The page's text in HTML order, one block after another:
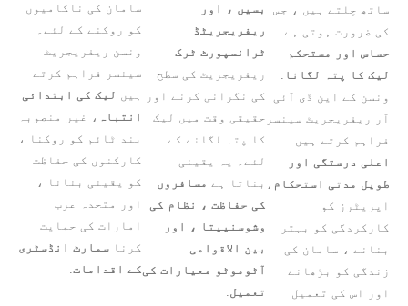
ساتھ چلتے ہیں ، جس
کی ضرورت ہوتی ہے
حساس اور مستحکم
لیک کا پتہ لگانا .
ونسن کے این ڈی آئی
آر ریفریجریٹ سینسر
فراہم کرتے ہیں
اعلی درستگی اور
طویل مدتی استحکام ،
آپریٹرز کو
کارکردگی کو بہتر
بنانے ، سامان کی
زندگی کو بڑھانے
اور اس کی تعمیل
بسیں ، اور
ریفریجریٹڈ
ٹرانسپورٹ ٹرک
ریفریجریٹ کی سطح
کی نگرانی کرنے اور
حقیقی وقت میں لیک
کا پتہ لگانے کے
لئے۔ یہ یقینی
بناتا ہے مسافروں
کی حفاظت ، نظام کی
وشوسنییتا ، اور
بین الاقوامی
آٹوموٹو معیارات کی
تعمیل.
سامان کی ناکامیوں
کو روکنے کے لئے۔
ونسن ریفریجریٹ
سینسر فراہم کرتے
ہیں لیک کی ابتدائی
انتباہ ، غیر منصوبہ
بند ٹائم کو روکنا ،
کارکنوں کی حفاظت
کو یقینی بنانا ،
اور متحدہ عرب
امارات کی حمایت
کرنا سمارٹ انڈسٹری
کے اقدامات.